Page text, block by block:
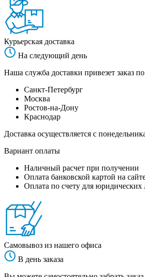
Курьерская доставка
На следующий день
Наша служба доставки привезет заказ
Санкт-Петербург
Москва
Ростов-на-Дону
Краснодар
Доставка осуществляется с
Вариант оплаты
Наличный расчет при получении
Оплата банковской картой на
Оплата по счету для юридических
Самовывоз из нашего офиса
В день заказа